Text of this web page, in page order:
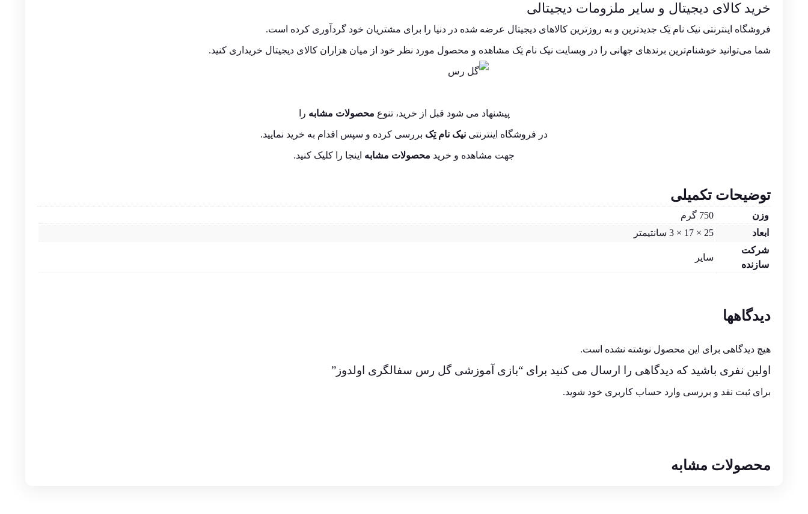
خرید کالای دیجیتال و سایر ملزومات دیجیتالی
فروشگاه اینترنتی نیک نام تِک جدیدترین و به روزترین کالاهای دیجیتال عرضه شده در دنیا را برای مشتریان خود گردآوری کرده است.
شما می‌توانید خوشنام‌ترین برندهای جهانی را در وبسایت نیک نام تِک مشاهده و محصول مورد نظر خود از میان هزاران کالای دیجیتال خریداری کنید.
پیشنهاد می شود قبل از خرید، تنوع محصولات مشابه را
در فروشگاه اینترنتی نیک نام تِک بررسی کرده و سپس اقدام به خرید نمایید.
جهت مشاهده و خرید محصولات مشابه اینجا را کلیک کنید.
توضیحات تکمیلی
وزن
750 گرم
ابعاد
25 × 17 × 3 سانتیمتر
شرکت
سازنده
سایر
دیدگاهها
هیچ دیدگاهی برای این محصول نوشته نشده است.
اولین نفری باشید که دیدگاهی را ارسال می کنید برای “بازی آموزشی گل رس سفالگری اولدوز”
برای ثبت نقد و بررسی وارد حساب کاربری خود شوید.
محصولات مشابه